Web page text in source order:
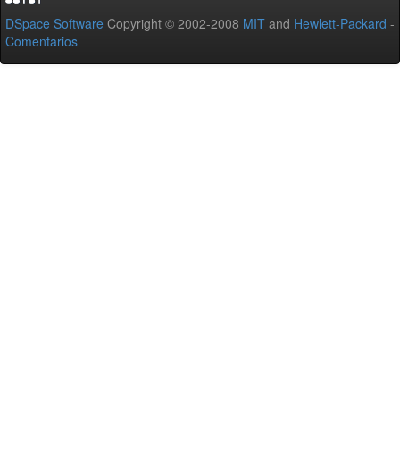
DSpace Software Copyright © 2002-2008 MIT and Hewlett-Packard -
Comentarios